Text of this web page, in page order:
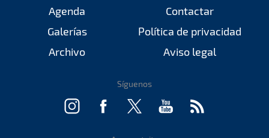
Agenda
Galerías
Archivo
Contactar
Política de privacidad
Aviso legal
Síguenos